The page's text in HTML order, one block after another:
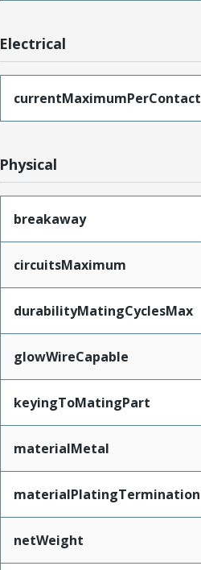
Electrical
currentMaximumPerContact
Physical
breakaway
circuitsMaximum
durabilityMatingCyclesMax
glowWireCapable
keyingToMatingPart
materialMetal
materialPlatingTermination
netWeight